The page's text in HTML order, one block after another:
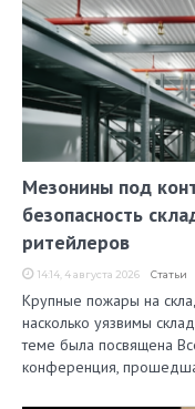
Мезонины под
безопасность
ритейлеров
14:14, 4 августа 2026 Статьи
Крупные пожары на
насколько уязвимы
теме была посвящена
конференция,